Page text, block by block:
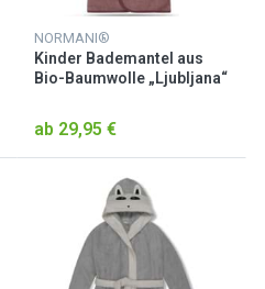
NORMANI®
Kinder Bademantel aus
Bio-Baumwolle „Ljubljana“
ab 29,95 €